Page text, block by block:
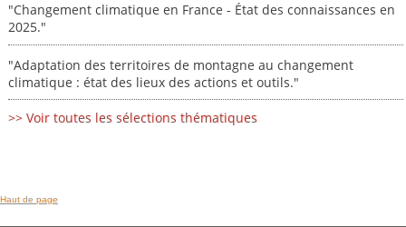
"Changement climatique en France - État des connaissances en
2025."
"Adaptation des territoires de montagne au changement
climatique : état des lieux des actions et outils."
>> Voir toutes les sélections thématiques
Haut de page